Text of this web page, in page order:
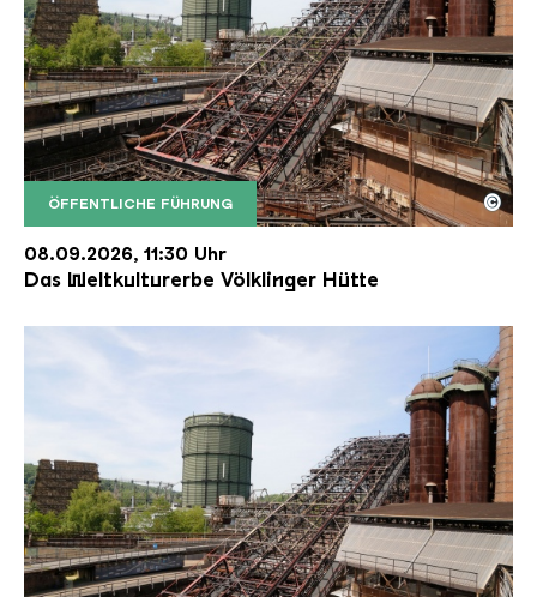
ÖFFENTLICHE FÜHRUNG
Der Erzschrägaufzug der Völklinger Hütte mit
Copyright: Weltkulturerbe Völklinger Hütte | Karl
©
08.09.2026, 11:30 Uhr
Das Weltkulturerbe Völklinger Hütte